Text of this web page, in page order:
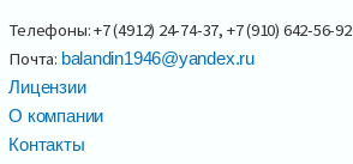
Телефоны: +7 (4912) 24-74-37, +7 (910) 642-56-92
Почта: balandin1946@yandex.ru
Лицензии
О компании
Контакты